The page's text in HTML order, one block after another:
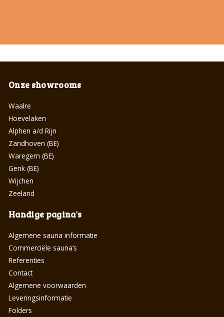
Onze showrooms
Waalre
Hoevelaken
Alphen a/d Rijn
Zandhoven (BE)
Waregem (BE)
Genk (BE)
Wijchen
Zeeland
Handige pagina's
Algemene sauna informatie
Commerciële sauna’s
Referenties
Contact
Algemene voorwaarden
Leveringsinformatie
Folders